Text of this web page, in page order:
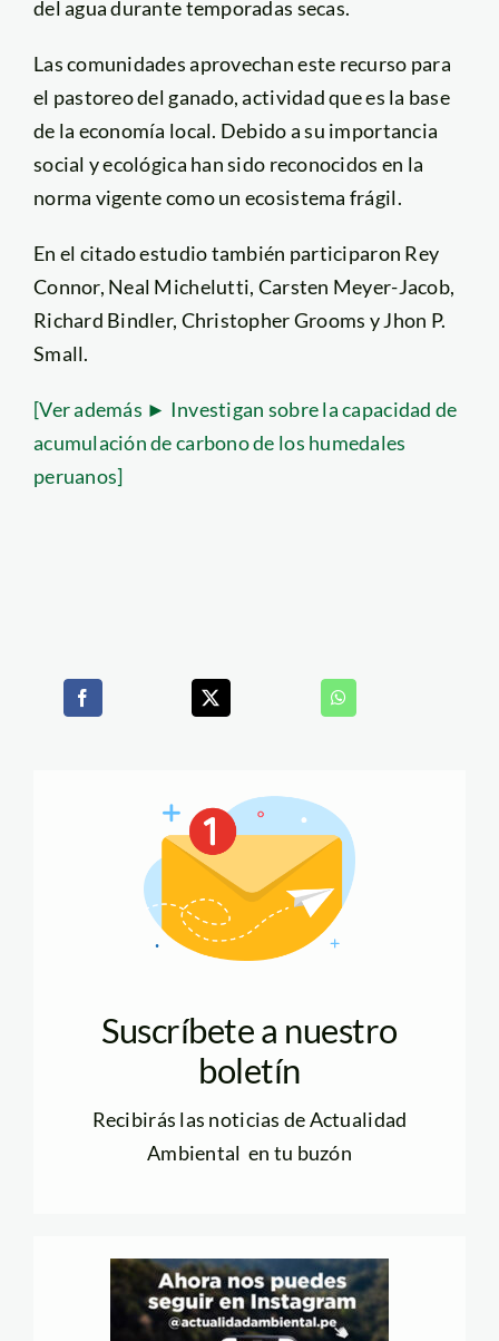
del agua durante temporadas secas.
Las comunidades aprovechan este recurso para
el pastoreo del ganado, actividad que es la base
de la economía local. Debido a su importancia
social y ecológica han sido reconocidos en la
norma vigente como un ecosistema frágil.
En el citado estudio también participaron Rey
Connor, Neal Michelutti, Carsten Meyer-Jacob,
Richard Bindler, Christopher Grooms y Jhon P.
Small.
[Ver además ► Investigan sobre la capacidad de
acumulación de carbono de los humedales
peruanos]
Suscríbete a nuestro
boletín
Recibirás las noticias de Actualidad
Ambiental en tu buzón